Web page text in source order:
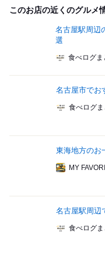
このお店の近くのグルメ
名古屋駅周辺
選
食べログ
名古屋市でお
食べログ
東海地方のお
MY
名古屋駅周辺
食べログ